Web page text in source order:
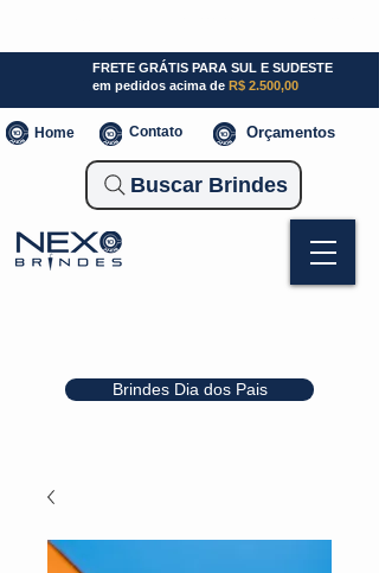
Brindes Dia dos Pais
FRETE GRÁTIS PARA SUL E SUDESTE
em pedidos acima de R$ 2.500,00
Home Contato Orçamentos
Buscar Brindes